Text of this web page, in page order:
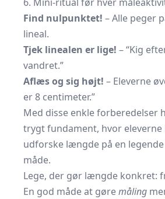
Find nulpunktet! – Alle peger
lineal.
Tjek linealen er lige! – “Kig
vandret.”
Aflæs og sig højt! – Eleverne
er 8 centimeter.”
Med disse enkle forberedelser
trygt fundament, hvor eleverne
udforske længde på en
måde.
Lege, der gør længde konkret:
En god måde at gøremåling